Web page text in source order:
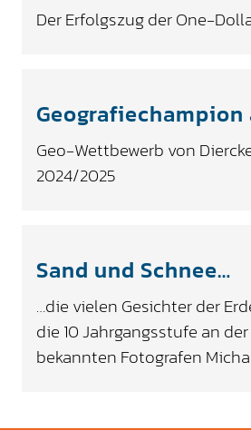
Der Erfolgszug der One-
Geografiechampion
Geo-Wettbewerb von
2024/2025
Sand und Schnee…
…die vielen Gesichter der
die 10 Jahrgangsstufe an
bekannten Fotografen